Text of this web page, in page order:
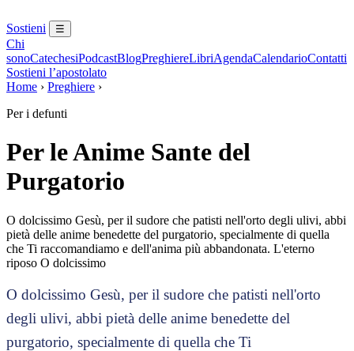
Sostieni ☰
Chi
sonoCatechesiPodcastBlogPreghiereLibriAgendaCalendarioContatti
Sostieni l’apostolato
Home › Preghiere ›
Per i defunti
Per le Anime Sante del
Purgatorio
O dolcissimo Gesù, per il sudore che patisti nell'orto degli ulivi, abbi
pietà delle anime benedette del purgatorio, specialmente di quella
che Ti raccomandiamo e dell'anima più abbandonata. L'eterno
riposo O dolcissimo
O dolcissimo Gesù, per il sudore che patisti nell'orto
degli ulivi, abbi pietà delle anime benedette del
purgatorio, specialmente di quella che Ti